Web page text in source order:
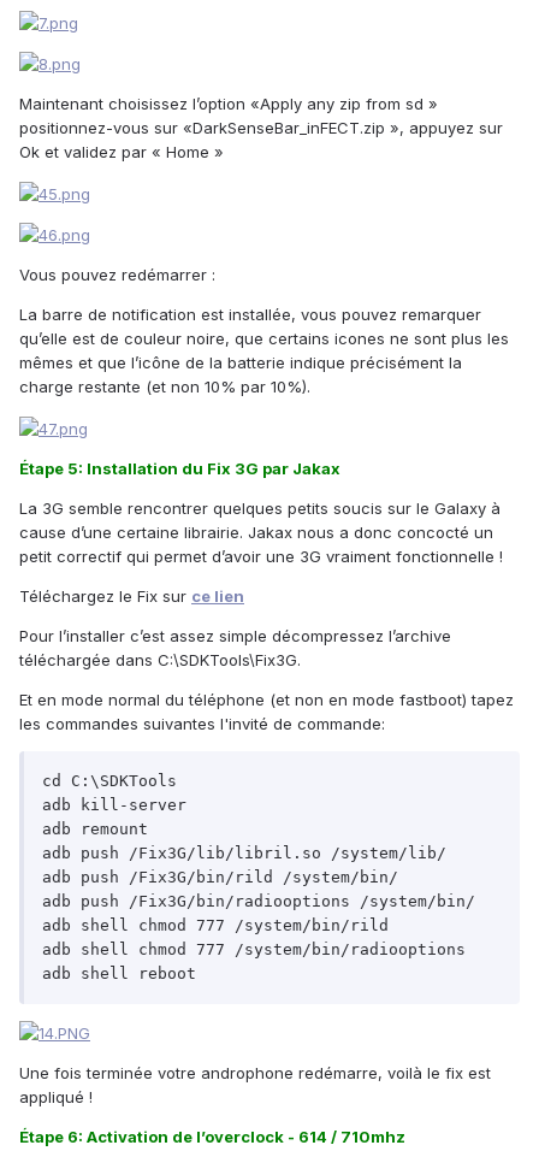
Maintenant choisissez l’option «Apply any zip from sd »
positionnez-vous sur «DarkSenseBar_inFECT.zip », appuyez sur
Ok et validez par « Home »
Vous pouvez redémarrer :
La barre de notification est installée, vous pouvez remarquer
qu’elle est de couleur noire, que certains icones ne sont plus les
mêmes et que l’icône de la batterie indique précisément la
charge restante (et non 10% par 10%).
Étape 5: Installation du Fix 3G par Jakax
La 3G semble rencontrer quelques petits soucis sur le Galaxy à
cause d’une certaine librairie. Jakax nous a donc concocté un
petit correctif qui permet d’avoir une 3G vraiment fonctionnelle !
Téléchargez le Fix sur ce lien
Pour l’installer c’est assez simple décompressez l’archive
téléchargée dans C:\SDKTools\Fix3G.
Et en mode normal du téléphone (et non en mode fastboot) tapez
les commandes suivantes l'invité de commande:
cd C:\SDKTools
adb kill-server
adb remount
adb push /Fix3G/lib/libril.so /system/lib/
adb push /Fix3G/bin/rild /system/bin/
adb push /Fix3G/bin/radiooptions /system/bin/
adb shell chmod 777 /system/bin/rild
adb shell chmod 777 /system/bin/radiooptions
adb shell reboot
Une fois terminée votre androphone redémarre, voilà le fix est
appliqué !
Étape 6: Activation de l’overclock - 614 / 710mhz